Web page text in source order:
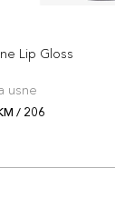
Lip Gloss
usne
/ 206